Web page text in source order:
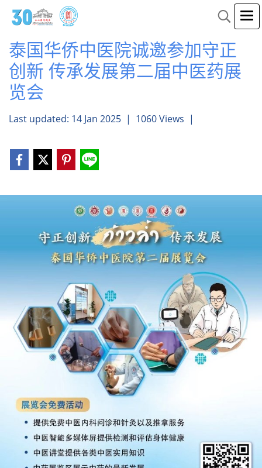
泰国华侨中医院诚邀参加守正
创新 传承发展第二届中医药展
览会
Last updated: 14 Jan 2025 | 1060 Views |